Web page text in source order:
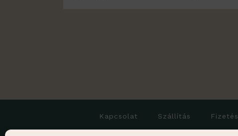
Kapcsolat Szállítás Fizetés